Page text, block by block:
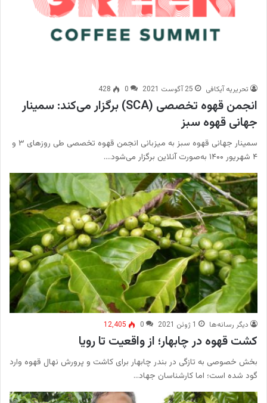
تحریریه آیکافی 25 آگوست 2021 0
428
انجمن قهوه تخصصی (SCA) برگزار می‌کند: سمینار
جهانی قهوه سبز
سمینار جهانی قهوه سبز به میزبانی انجمن قهوه تخصصی طی روزهای ۳ و
۴ شهریور ۱۴۰۰ به‌صورت آنلاین برگزار می‌شود.…
دیگر رسانه‌ها 1 ژوئن 2021 0
12,405
کشت قهوه در چابهار؛ از واقعیت تا رویا
بخش خصوصی به تازگی در بندر چابهار برای کاشت و پرورش نهال قهوه وارد
گود شده است؛ اما کارشناسان جهاد…